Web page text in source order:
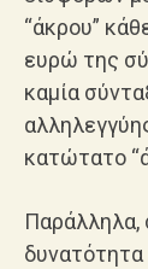
“άκρου”
ευρώ της
καμία
κατώτατο
Παράλληλα,